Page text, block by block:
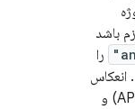
باشد
را
انعکاس
خودکار در اندروید 5.0 (سطح API 21) و